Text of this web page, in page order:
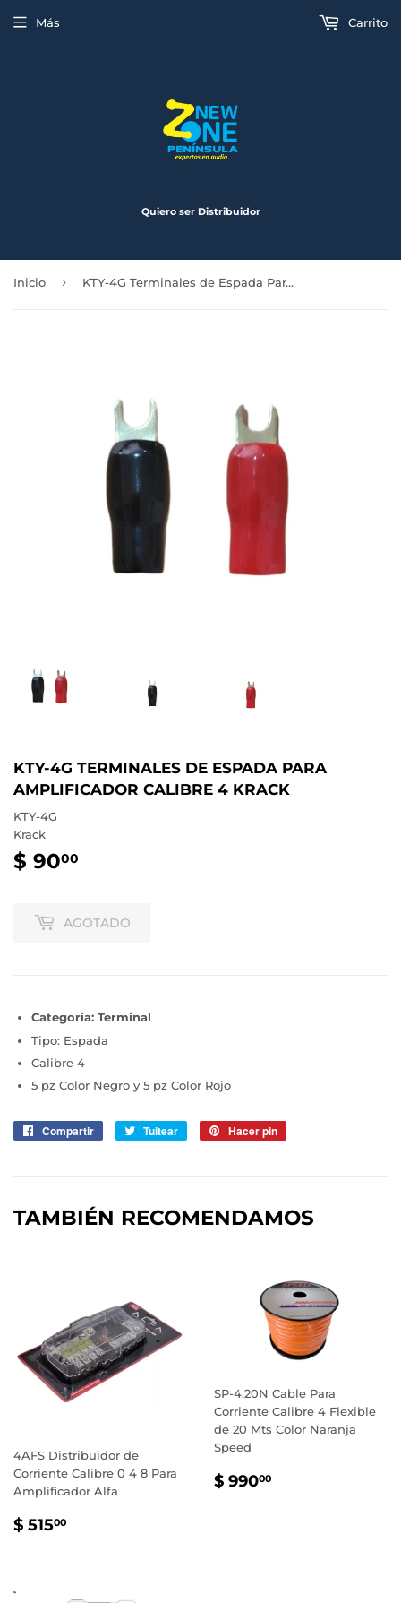
Quiero ser Distribuidor
Más Carrito
Inicio › KTY-4G Terminales de Espada Para Amplificador Calibre 4 Krack
KTY-4G TERMINALES DE ESPADA PARA
AMPLIFICADOR CALIBRE 4 KRACK
KTY-4G
Krack
$ 9000
AGOTADO
Categoría: Terminal
Tipo: Espada
Calibre 4
5 pz Color Negro y 5 pz Color Rojo
Compartir
CompartirTuitear
Tuitear Hacer pin
TAMBIÉN RECOMENDAMOS
4AFS Distribuidor de
Corriente Calibre 0 4 8 Para
Amplificador Alfa
PRECIO
$ 51500
SP-4.20N Cable Para
Corriente Calibre 4 Flexible
de 20 Mts Color Naranja
Speed
PRECIO
$ 99000